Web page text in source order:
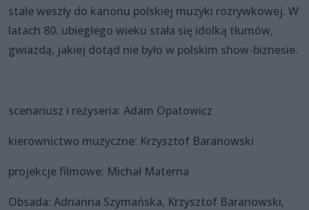
stałe weszły do kanonu polskiej muzyki rozrywkowej. W
latach 80. ubiegłego wieku stała się idolką tłumów,
gwiazdą, jakiej dotąd nie było w polskim show-biznesie.
scenariusz i reżyseria: Adam Opatowicz
kierownictwo muzyczne: Krzysztof Baranowski
projekcje filmowe: Michał Materna
Obsada: Adrianna Szymańska, Krzysztof Baranowski,